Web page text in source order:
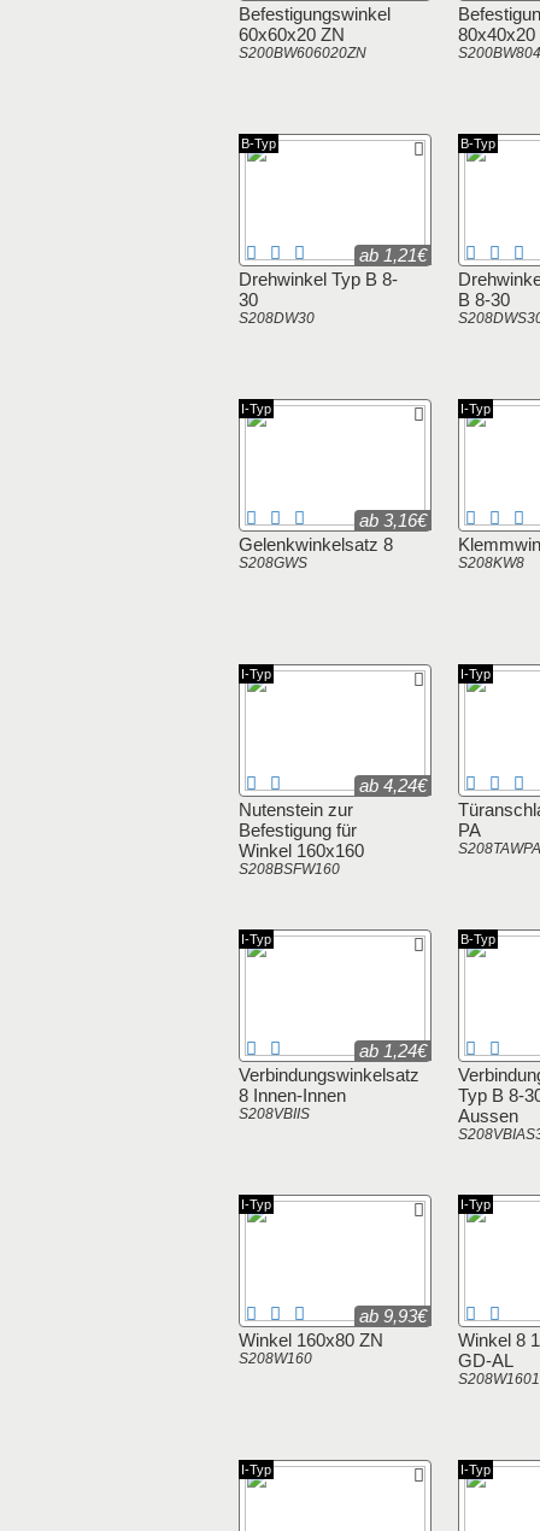
Befestigungswinkel
60x60x20 ZN
S200BW606020ZN
80x40x20
Drehwinkel Typ B 8-
30
S208DW30
ab 1,21€
B-Typ
B 8-30
B-Typ
Gelenkwinkelsatz 8
S208GWS
ab 3,16€
I-Typ
S208KW8
I-Typ
Nutenstein zur
Befestigung für
Winkel 160x160
S208BSFW160
ab 4,24€
I-Typ
PA
S208TAWPA
I-Typ
Verbindungswinkelsatz
8 Innen-Innen
S208VBIIS
ab 1,24€
I-Typ
Typ B 8-
Aussen
B-Typ
Winkel 160x80 ZN
S208W160
ab 9,93€
I-Typ
Winkel 8
GD-AL
I-Typ
I-Typ I-Typ